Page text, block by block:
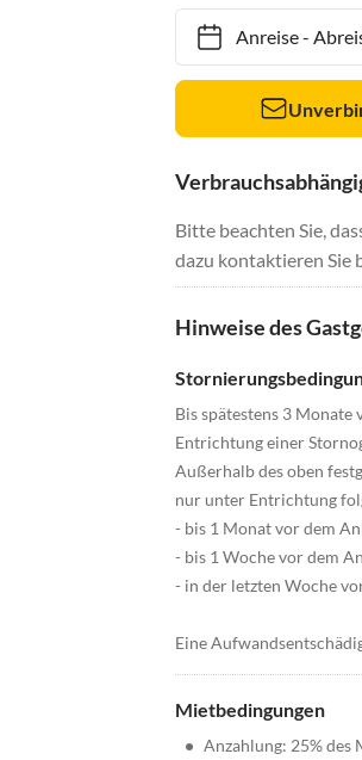
Anreise-
Bitte beachten Sie,
dazu kontaktieren Sie
Hinweise des
Bis spätestens 3
Entrichtung einer
Außerhalb des oben
nur unter Entrichtung
- bis 1 Monat vor dem
- bis 1 Woche vor dem
- in der letzten Woche
Eine
Mietbedingungen
• Anzahlung: 25% des